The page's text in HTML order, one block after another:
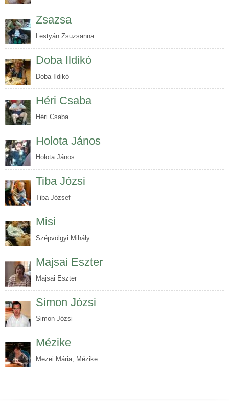
Zsazsa
Lestyán Zsuzsanna
Doba Ildikó
Doba Ildikó
Héri Csaba
Héri Csaba
Holota János
Holota János
Tiba Józsi
Tiba József
Misi
Szépvölgyi Mihály
Majsai Eszter
Majsai Eszter
Simon Józsi
Simon Józsi
Mézike
Mezei Mária, Mézike